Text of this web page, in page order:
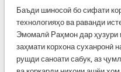
Баъди шиносоӣ бо сифати
технологияҳо ва раванди
Эмомалӣ Раҳмон дар
заҳмати корхона
рушди саноати сабук, аз